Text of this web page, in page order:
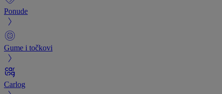
Ponude
Gume i točkovi
Carlog